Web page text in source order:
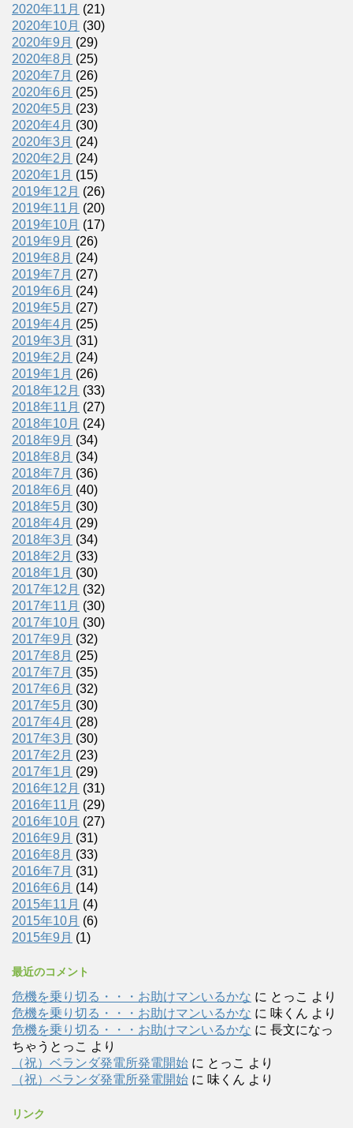
2020年11月 (21)
2020年10月 (30)
2020年9月 (29)
2020年8月 (25)
2020年7月 (26)
2020年6月 (25)
2020年5月 (23)
2020年4月 (30)
2020年3月 (24)
2020年2月 (24)
2020年1月 (15)
2019年12月 (26)
2019年11月 (20)
2019年10月 (17)
2019年9月 (26)
2019年8月 (24)
2019年7月 (27)
2019年6月 (24)
2019年5月 (27)
2019年4月 (25)
2019年3月 (31)
2019年2月 (24)
2019年1月 (26)
2018年12月 (33)
2018年11月 (27)
2018年10月 (24)
2018年9月 (34)
2018年8月 (34)
2018年7月 (36)
2018年6月 (40)
2018年5月 (30)
2018年4月 (29)
2018年3月 (34)
2018年2月 (33)
2018年1月 (30)
2017年12月 (32)
2017年11月 (30)
2017年10月 (30)
2017年9月 (32)
2017年8月 (25)
2017年7月 (35)
2017年6月 (32)
2017年5月 (30)
2017年4月 (28)
2017年3月 (30)
2017年2月 (23)
2017年1月 (29)
2016年12月 (31)
2016年11月 (29)
2016年10月 (27)
2016年9月 (31)
2016年8月 (33)
2016年7月 (31)
2016年6月 (14)
2015年11月 (4)
2015年10月 (6)
2015年9月 (1)
最近のコメント
危機を乗り切る・・・お助けマンいるかな に とっこ より
危機を乗り切る・・・お助けマンいるかな に 味くん より
危機を乗り切る・・・お助けマンいるかな に 長文になっ
ちゃうとっこ より
（祝）ベランダ発電所発電開始 に とっこ より
（祝）ベランダ発電所発電開始 に 味くん より
リンク